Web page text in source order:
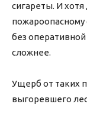
сигареты. И хотя
пожароопасному
без
сложнее.
Ущерб от таких
выгоревшего